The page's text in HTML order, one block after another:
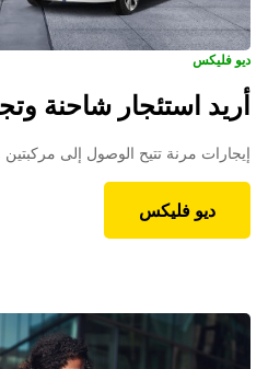
ديو فليكس
أريد استئجار شاحنة
إيجارات مرنة تتيح الوصول إلى
ديو فليكس